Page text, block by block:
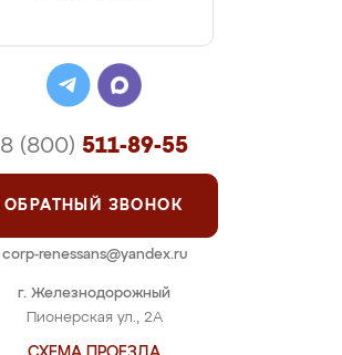
г. Железнодорожный
Пионерская ул., 2А
8 (800) 511-89-55
ОБРАТНЫЙ ЗВОНОК
corp-renessans@yandex.ru